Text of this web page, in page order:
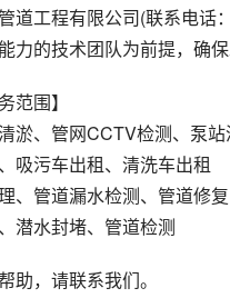
道工程有限公司(联系电话
力的技术团队为前提，确
范围】
淤、管网CCTV检测、泵
吸污车出租、清洗车出租
、管道漏水检测、管道修复
潜水封堵、管道检测
助，请联系我们。